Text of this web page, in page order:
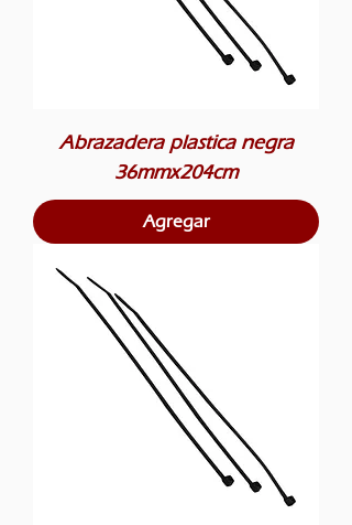
Abrazadera plastica negra
36mmx204cm
Agregar